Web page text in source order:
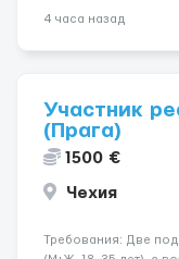
4 часа назад
Участник
(Прага)
1500 €
Чехия
Требования: Две